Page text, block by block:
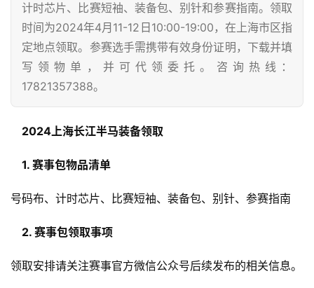
计时芯片、比赛短袖、装备包、别针和参赛指南。领取
时间为2024年4月11-12日10:00-19:00，在上海市区指
定地点领取。参赛选手需携带有效身份证明，下载并填
写领物单，并可代领委托。咨询热线：
17821357388。
2024上海长江半马装备领取
1. 赛事包物品清单
号码布、计时芯片、比赛短袖、装备包、别针、参赛指南
2. 赛事包领取事项
领取安排请关注赛事官方微信公众号后续发布的相关信息。